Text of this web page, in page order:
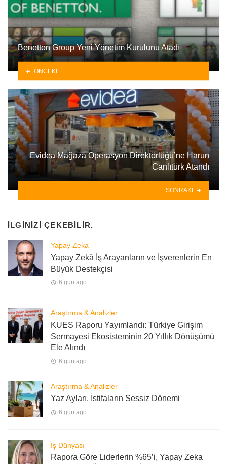
Benetton Group Yeni Yönetim Kurulunu Atadı
ÖNCEKI
Evidea Mağaza Operasyon Direktörlüğü’ne Harun
Canlıtürk Atandı
SONRAKI
İLGINIZI ÇEKEBILIR.
Yapay Zeka
Yapay Zekâ İş Arayanların ve İşverenlerin En
Büyük Destekçisi
6 gün ago
Araştırma & Analizler
KUES Raporu Yayımlandı: Türkiye Girişim
Sermayesi Ekosisteminin 20 Yıllık Dönüşümü
Ele Alındı
6 gün ago
Araştırma & Analizler
Yaz Ayları, İstifaların Sessiz Dönemi
6 gün ago
İş Dünyası
Rapora Göre Liderlerin %65’i, Yapay Zeka